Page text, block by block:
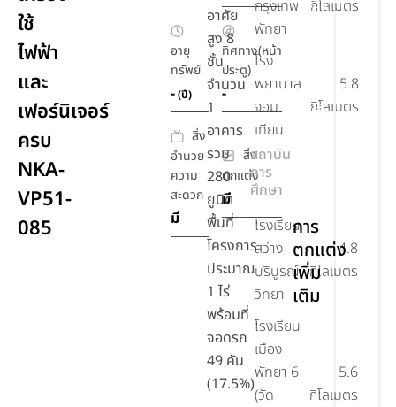
ใช้
ไฟฟ้า
และ
เฟอร์นิเจอร์
ครบ
NKA-
VP51-
085
อายุ
ทรัพย์
-(ปี)
ทิศทาง(หน้า
ประตู)
-
สิ่ง
อำนวย
ความ
สะดวก
มี
สิ่ง
ตกแต่ง
มี
อาศัย
สูง 8
ชั้น
จำนวน
1
อาคาร
รวม
280
ยูนิต
พื้นที่
โครงการ
ประมาณ
1 ไร่
พร้อมที่
จอดรถ
49 คัน
(17.5%)
กรุงเทพ
พัทยา
กิโลเมตร
โรง
พยาบาล
จอม
เทียน
5.8
กิโลเมตร
สถาบัน
การ
ศึกษา
โรงเรียน
สว่าง
บริบูรณ์
วิทยา
4.8
กิโลเมตร
โรงเรียน
เมือง
พัทยา 6
(วัด
5.6
กิโลเมตร
พร้อม
พร้อม
พื้นที่
การ
ตกแต่ง
เพิ่ม
เติม